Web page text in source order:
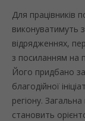
Для працівників
виконуватимуть
відрядженнях,
з посиланням на
Його придбано
благодійної
регіону.
становить